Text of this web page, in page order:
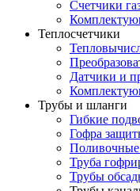
Счетчики
Теплосчетчики
Датчики и
Трубы и шланги
Гибкие
Гофра
Труба
Трубы